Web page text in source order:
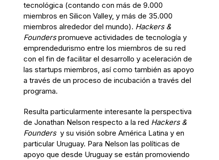
tecnológica (contando con más de 9.000
miembros en Silicon Valley, y más de 35.000
miembros alrededor del mundo). Hackers &
Founderspromueve actividades de tecnología y
emprendedurismo entre los miembros de su red
con el fin de facilitar el desarrollo y aceleración de
las startups miembros, así como también as apoyo
a través de un proceso de incubación a través del
programa.
Resulta particularmente interesante la perspectiva
de Jonathan Nelson respecto a la red Hackers &
Founders y su visión sobre América Latina y en
particular Uruguay. Para Nelson las políticas de
apoyo que desde Uruguay se están promoviendo